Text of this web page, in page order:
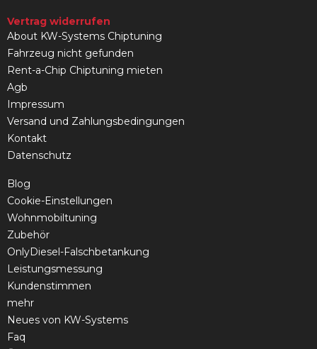
Vertrag widerrufen
About KW-Systems Chiptuning
Fahrzeug nicht gefunden
Rent-a-Chip Chiptuning mieten
Agb
Impressum
Versand und Zahlungsbedingungen
Kontakt
Datenschutz
Blog
Cookie-Einstellungen
Wohnmobiltuning
Zubehör
OnlyDiesel-Falschbetankung
Leistungsmessung
Kundenstimmen
mehr
Neues von KW-Systems
Faq